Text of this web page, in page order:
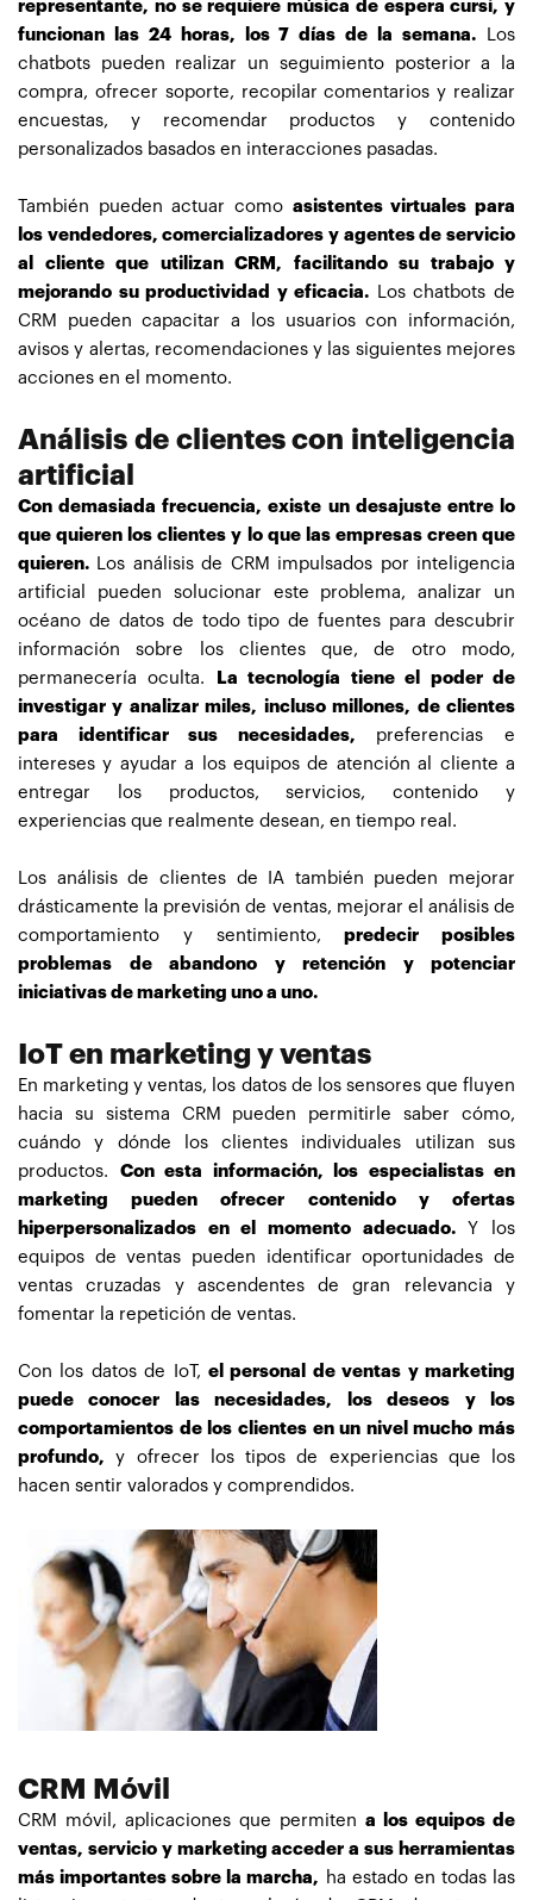
representante, no se requiere música de espera cursi, y
funcionan las 24 horas, los 7 días de la semana. Los
chatbots pueden realizar un seguimiento posterior a la
compra, ofrecer soporte, recopilar comentarios y realizar
encuestas, y recomendar productos y contenido
personalizados basados ​​en interacciones pasadas.
También pueden actuar como asistentes virtuales para
los vendedores, comercializadores y agentes de servicio
al cliente que utilizan CRM, facilitando su trabajo y
mejorando su productividad y eficacia. Los chatbots de
CRM pueden capacitar a los usuarios con información,
avisos y alertas, recomendaciones y las siguientes mejores
acciones en el momento.
Análisis de clientes con inteligencia
artificial
Con demasiada frecuencia, existe un desajuste entre lo
que quieren los clientes y lo que las empresas creen que
quieren. Los análisis de CRM impulsados ​​por inteligencia
artificial pueden solucionar este problema, analizar un
océano de datos de todo tipo de fuentes para descubrir
información sobre los clientes que, de otro modo,
permanecería oculta.
La tecnología tiene el poder de
investigar y analizar miles, incluso millones, de clientes
para identificar sus necesidades, preferencias e
intereses y ayudar a los equipos de atención al cliente a
entregar los productos, servicios, contenido y
experiencias que realmente desean, en tiempo real.
Los análisis de clientes de IA también pueden mejorar
drásticamente la previsión de ventas, mejorar el análisis de
comportamiento y sentimiento,predecir posibles
problemas de abandono y retención y potenciar
iniciativas de marketing uno a uno.
IoT en marketing y ventas
En marketing y ventas, los datos de los sensores que fluyen
hacia su sistema CRM pueden permitirle saber cómo,
cuándo y dónde los clientes individuales utilizan sus
productos. Con esta información, los especialistas en
marketing pueden ofrecer contenido y ofertas
hiperpersonalizados en el momento adecuado.Y los
equipos de ventas pueden identificar oportunidades de
ventas cruzadas y ascendentes de gran relevancia y
fomentar la repetición de ventas.
Con los datos de IoT, el personal de ventas y marketing
puede conocer las necesidades, los deseos y los
comportamientos de los clientes en un nivel mucho más
profundo, y ofrecer los tipos de experiencias que los
hacen sentir valorados y comprendidos.
CRM Móvil
CRM móvil, aplicaciones que permiten a los equipos de
ventas, servicio y marketing acceder a sus herramientas
más importantes sobre la marcha, ha estado en todas las